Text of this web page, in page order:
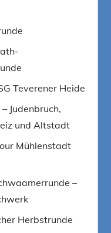
Teverener Heide
Judenbruch,
und Altstadt
Mühlenstadt
–
Herbstrunde